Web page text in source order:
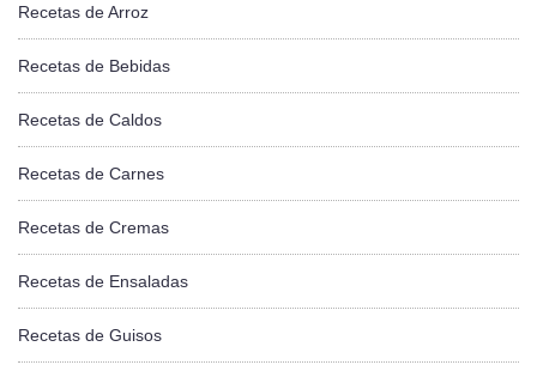
Recetas de Arroz
Recetas de Bebidas
Recetas de Caldos
Recetas de Carnes
Recetas de Cremas
Recetas de Ensaladas
Recetas de Guisos